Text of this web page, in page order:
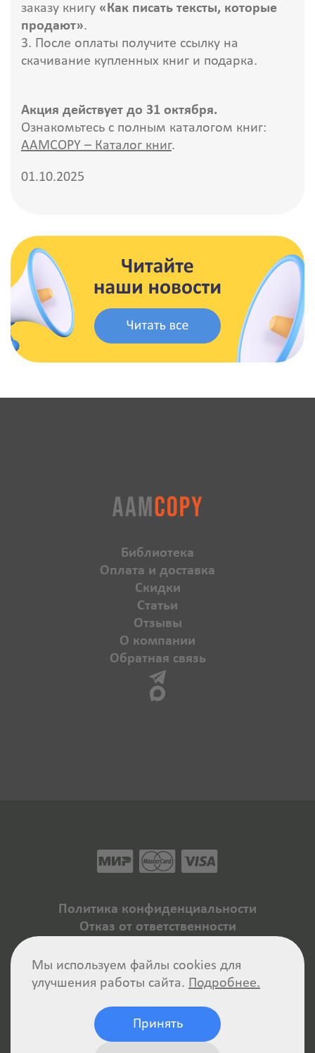
заказу книгу «Как писать тексты, которые
продают».
После оплаты получите ссылку на
скачивание купленных книг и подарка.
Акция действует до 31 октября.
Ознакомьтесь с полным каталогом книг:
AAMCOPY – Каталог книг.
01.10.2025
Библиотека
Оплата и доставка
Скидки
Статьи
Отзывы
О компании
Обратная связь
Политика конфиденциальности
Отказ от ответственности
Авторские права
Реквизиты компании
AAMCOPY — библиотека копирайтинга. © Все
права защищены.
Мы используем файлы cookies для
улучшения работы сайта. Подробнее.
Принять